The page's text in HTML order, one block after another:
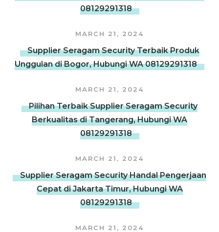
08129291318
MARCH 21, 2024
Supplier Seragam Security Terbaik Produk
Unggulan di Bogor, Hubungi WA 08129291318
MARCH 21, 2024
Pilihan Terbaik Supplier Seragam Security
Berkualitas di Tangerang, Hubungi WA
08129291318
MARCH 21, 2024
Supplier Seragam Security Handal Pengerjaan
Cepat di Jakarta Timur, Hubungi WA
08129291318
MARCH 21, 2024